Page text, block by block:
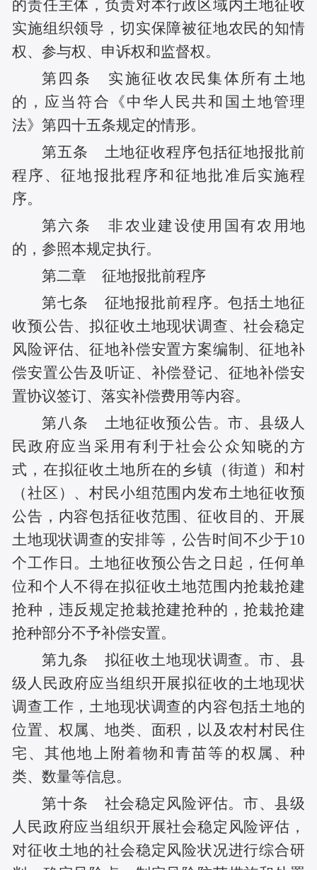
的责任主体，负责对本行政区域内土地征收
实施组织领导，切实保障被征地农民的知情
权、参与权、申诉权和监督权。
第四条 实施征收农民集体所有土地
的，应当符合《中华人民共和国土地管理
法》第四十五条规定的情形。
第五条 土地征收程序包括征地报批前
程序、征地报批程序和征地批准后实施程
序。
第六条 非农业建设使用国有农用地
的，参照本规定执行。
第二章 征地报批前程序
第七条 征地报批前程序。包括土地征
收预公告、拟征收土地现状调查、社会稳定
风险评估、征地补偿安置方案编制、征地补
偿安置公告及听证、补偿登记、征地补偿安
置协议签订、落实补偿费用等内容。
第八条 土地征收预公告。市、县级人
民政府应当采用有利于社会公众知晓的方
式，在拟征收土地所在的乡镇（街道）和村
（社区）、村民小组范围内发布土地征收预
公告，内容包括征收范围、征收目的、开展
土地现状调查的安排等，公告时间不少于10
个工作日。土地征收预公告之日起，任何单
位和个人不得在拟征收土地范围内抢栽抢建
抢种，违反规定抢栽抢建抢种的，抢栽抢建
抢种部分不予补偿安置。
第九条 拟征收土地现状调查。市、县
级人民政府应当组织开展拟征收的土地现状
调查工作，土地现状调查的内容包括土地的
位置、权属、地类、面积，以及农村村民住
宅、其他地上附着物和青苗等的权属、种
类、数量等信息。
第十条 社会稳定风险评估。市、县级
人民政府应当组织开展社会稳定风险评估，
对征收土地的社会稳定风险状况进行综合研